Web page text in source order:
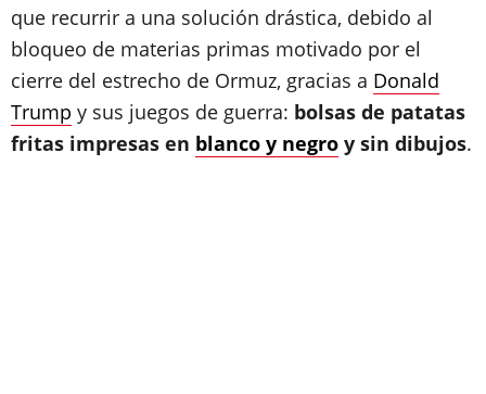
que recurrir a una solución drástica, debido al
bloqueo de materias primas motivado por el
cierre del estrecho de Ormuz, gracias a Donald
Trump y sus juegos de guerra: bolsas de patatas
fritas impresas en blanco y negro y sin dibujos.